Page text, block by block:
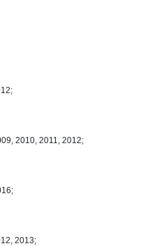
2010, 2011, 2012;
2013;